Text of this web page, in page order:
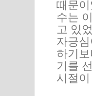
때문
수는
고 있
자긍
하기
기를
시절